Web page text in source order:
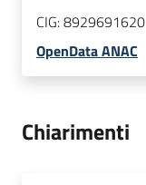
CIG:8929691620
OpenData ANAC
Chiarimenti